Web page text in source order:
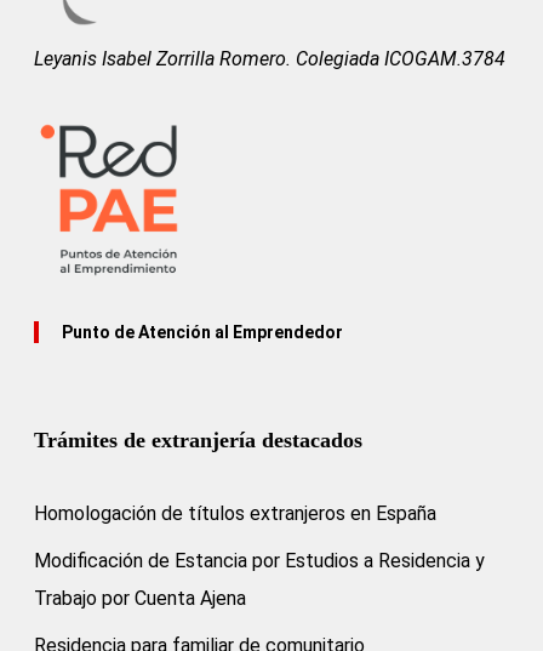
Leyanis Isabel Zorrilla Romero. Colegiada ICOGAM.3784
Punto de Atención al Emprendedor
Trámites de extranjería destacados
Homologación de títulos extranjeros en España
Modificación de Estancia por Estudios a Residencia y
Trabajo por Cuenta Ajena
Residencia para familiar de comunitario